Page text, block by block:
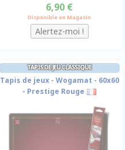
6,90 €
Disponible en Magasin
TAPIS DE JEU CLASSIQUE
Tapis de jeux - Wogamat - 60x60
- Prestige Rouge